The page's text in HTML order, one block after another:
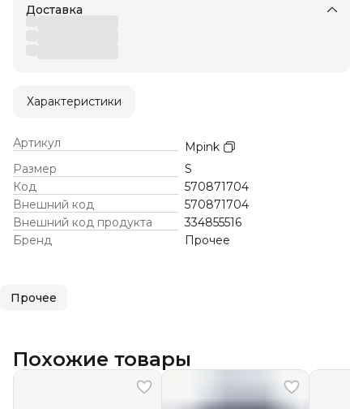
Доставка
Характеристики
Артикул
Mpink
Размер
S
Код
570871704
Внешний код
570871704
Внешний код продукта
334855516
Бренд
Прочее
Прочее
Похожие товары